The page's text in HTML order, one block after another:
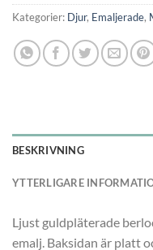
Kategorier: Djur, Emaljerade,
BESKRIVNING
YTTERLIGARE
Ljust guldpläterade
emalj. Baksidan är platt